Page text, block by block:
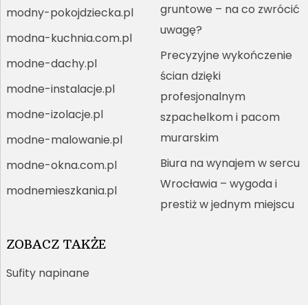
modny-pokojdziecka.pl
modna-kuchnia.com.pl
modne-dachy.pl
modne-instalacje.pl
modne-izolacje.pl
modne-malowanie.pl
modne-okna.com.pl
modnemieszkania.pl
gruntowe – na co zwrócić
uwagę?
Precyzyjne wykończenie
ścian dzięki
profesjonalnym
szpachelkom i pacom
murarskim
Biura na wynajem w sercu
Wrocławia – wygoda i
prestiż w jednym miejscu
ZOBACZ TAKŻE
Sufity napinane